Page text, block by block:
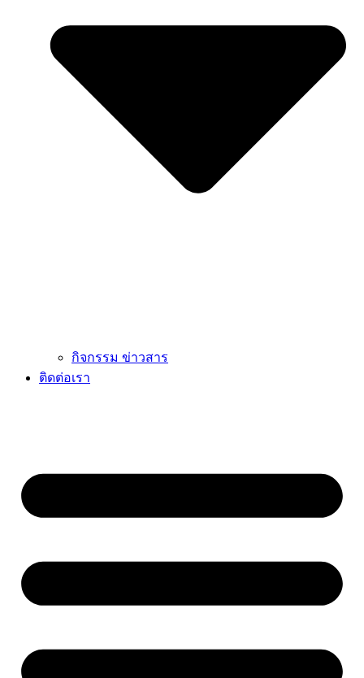
กิจกรรม ข่าวสาร
ติดต่อเรา